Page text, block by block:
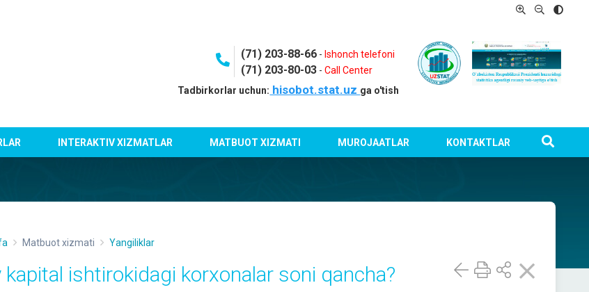
(71) 203-88-66 - Ishonch telefoni
(71) 203-80-03 -Call Center
Tadbirkorlar uchun: hisobot.stat.uz ga o'tish
INTERAKTIV XIZMATLAR MATBUOT XIZMATI MUROJAATLAR KONTAKTLAR
Matbuot xizmati Yangiliklar
kapital ishtirokidagi korxonalar soni qancha?